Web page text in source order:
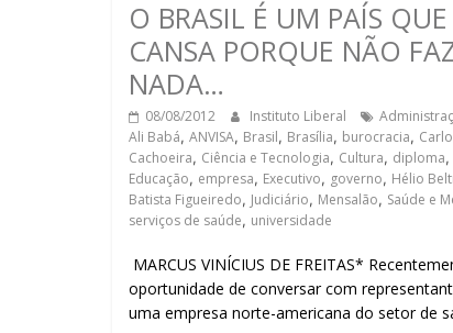
O BRASIL É UM PAÍS QUE
CANSA PORQUE NÃO
NADA…
08/08/2012 Instituto Liberal
Ali Babá, ANVISA, Brasil, Brasília, burocracia,
Cachoeira, Ciência e Tecnologia, Cultura, diploma,
Educação, empresa, Executivo, governo, Hélio
Batista Figueiredo, Judiciário, Mensalão, Saúde e
serviços de saúde, universidade
MARCUS VINÍCIUS DE FREITAS*
oportunidade de conversar com
uma empresa norte-americana do setor de